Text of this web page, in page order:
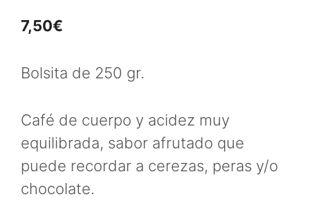
7,50€
Bolsita de 250 gr.
Café de cuerpo y acidez muy
equilibrada, sabor afrutado que
puede recordar a cerezas, peras y/o
chocolate.